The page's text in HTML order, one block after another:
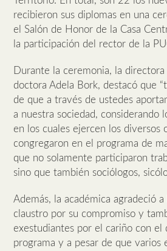
recibieron sus diplomas en una
el Salón de Honor de la Casa
la participación del rector de la
Durante la ceremonia, la
doctora Adela Bork, destacó que
de que a través de ustedes
a nuestra sociedad, considerando
en los cuales ejercen los diversos
congregaron en el programa de
que no solamente participaron
sino que también sociólogos,
Además, la académica agradeció
claustro por su compromiso y
exestudiantes por el cariño con el
programa y a pesar de que varios